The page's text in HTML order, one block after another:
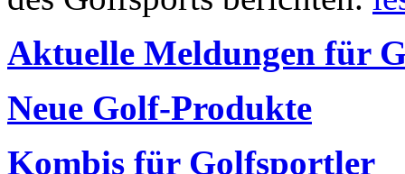
Aktuelle Meldungen für
Neue Golf-Produkte
Kombis für Golfsportler